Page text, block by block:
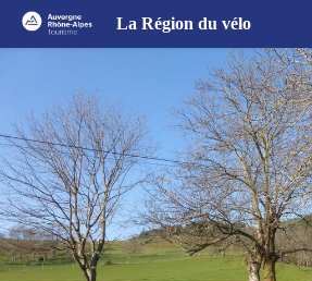
La Région du vélo